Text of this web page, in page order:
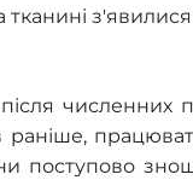
раніше,
поступово